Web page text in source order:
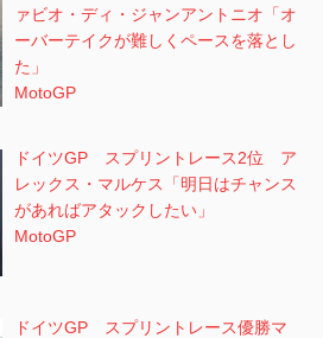
ァビオ・ディ・ジャンアントニオ「オ
ーバーテイクが難しくペースを落とし
た」
MotoGP
ドイツGP スプリントレース2位 ア
レックス・マルケス「明日はチャンス
があればアタックしたい」
MotoGP
ドイツGP スプリントレース優勝マ